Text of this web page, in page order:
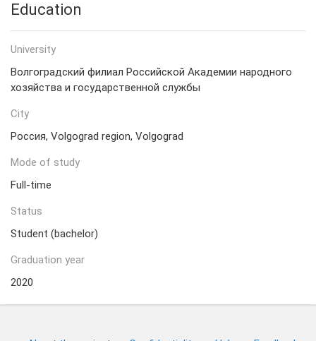
Education
University
Волгоградский филиал Российской Академии народного
хозяйства и государственной службы
City
Россия, Volgograd region, Volgograd
Mode of study
Full-time
Status
Student (bachelor)
Graduation year
2020